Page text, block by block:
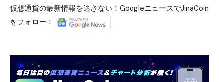
仮想通貨の最新情報を逃さない！GoogleニュースでJinaCoin
をフォロー！